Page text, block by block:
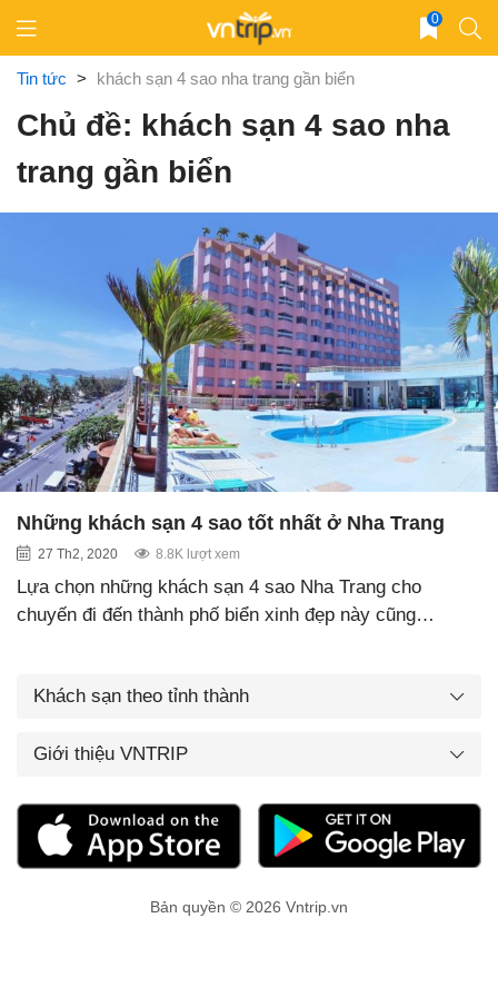
content
0
Tin tức > khách sạn 4 sao nha trang gần biển
Chủ đề: khách sạn 4 sao nha
trang gần biển
Những khách sạn 4 sao tốt nhất ở Nha Trang
27 Th2, 2020 8.8K lượt xem
Lựa chọn những khách sạn 4 sao Nha Trang cho
chuyến đi đến thành phố biển xinh đẹp này cũng…
Khách sạn theo tỉnh thành
Giới thiệu VNTRIP
Bản quyền © 2026 Vntrip.vn